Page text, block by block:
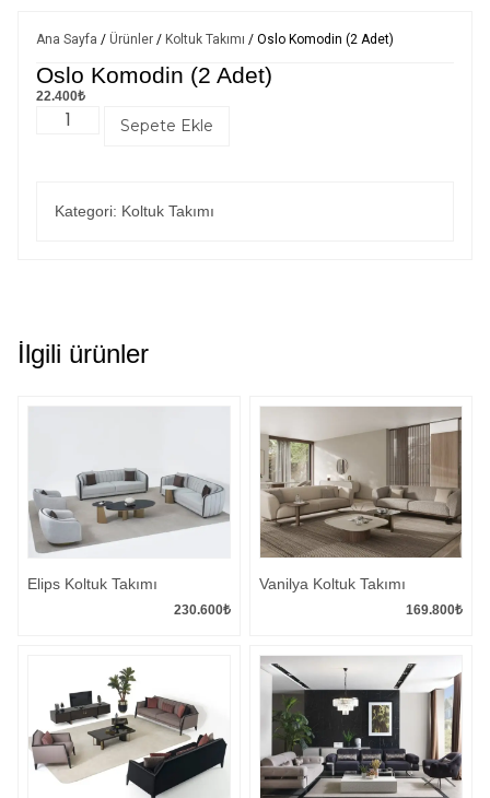
Ana Sayfa / Ürünler / Koltuk Takımı / Oslo Komodin (2 Adet)
Oslo Komodin (2 Adet)
22.400₺
Sepete Ekle
Kategori: Koltuk Takımı
İlgili ürünler
Elips Koltuk Takımı
230.600₺
Vanilya Koltuk Takımı
169.800₺